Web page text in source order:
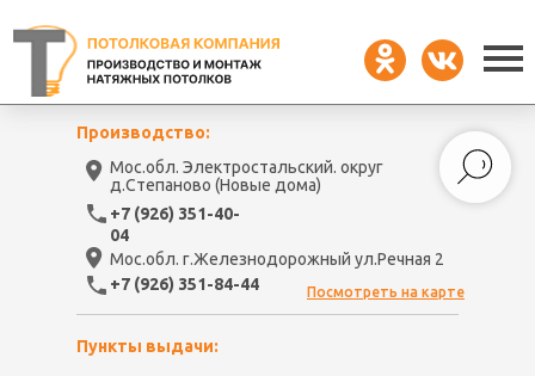
Мос.обл. Электростальский. округ
д.Степаново (Новые дома)
Мос.обл. г.Железнодорожный ул.Речная 2
Производство:
Пункты выдачи:
+7 (926) 351-40-
04
+7 (926) 351-84-44 Посмотреть на карте